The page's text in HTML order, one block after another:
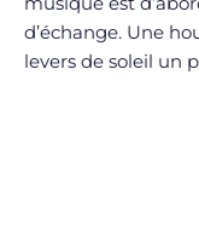
d’échange. Une
levers de soleil un